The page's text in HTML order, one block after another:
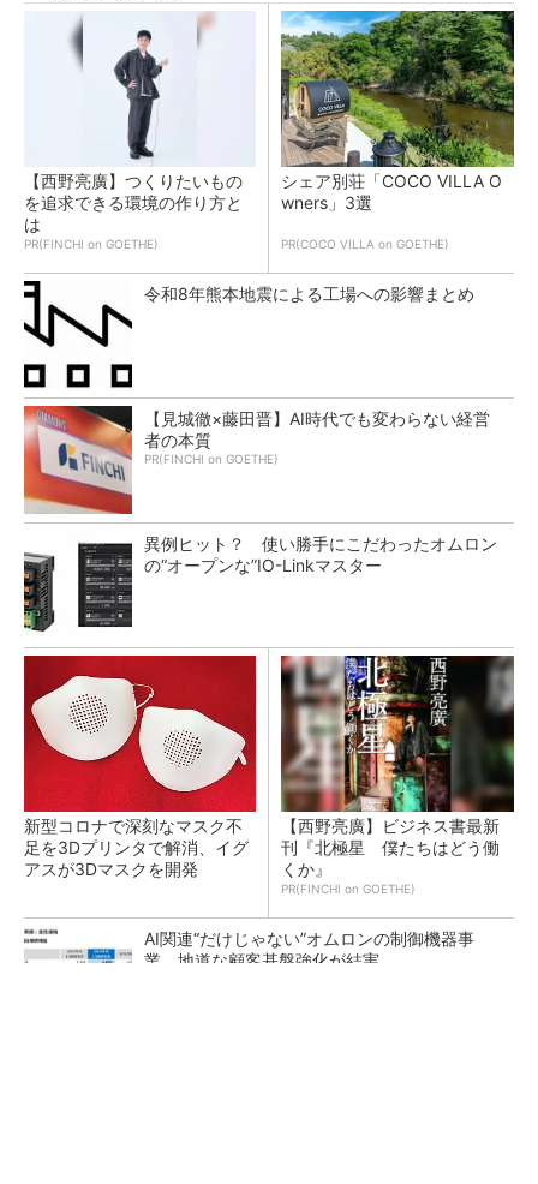
【西野亮廣】つくりたいもの
を追求できる環境の作り方と
は
PR(FINCHI on GOETHE)
シェア別荘「COCO VILLA O
wners」3選
PR(COCO VILLA on GOETHE)
令和8年熊本地震による工場への影響まとめ
【見城徹×藤田晋】AI時代でも変わらない経営
者の本質
PR(FINCHI on GOETHE)
異例ヒット？ 使い勝手にこだわったオムロン
の“オープンな”IO-Linkマスター
新型コロナで深刻なマスク不
足を3Dプリンタで解消、イグ
アスが3Dマスクを開発
【西野亮廣】ビジネス書最新
刊『北極星 僕たちはどう働
くか』
PR(FINCHI on GOETHE)
AI関連“だけじゃない”オムロンの制御機器事
業、地道な顧客基盤強化が結実